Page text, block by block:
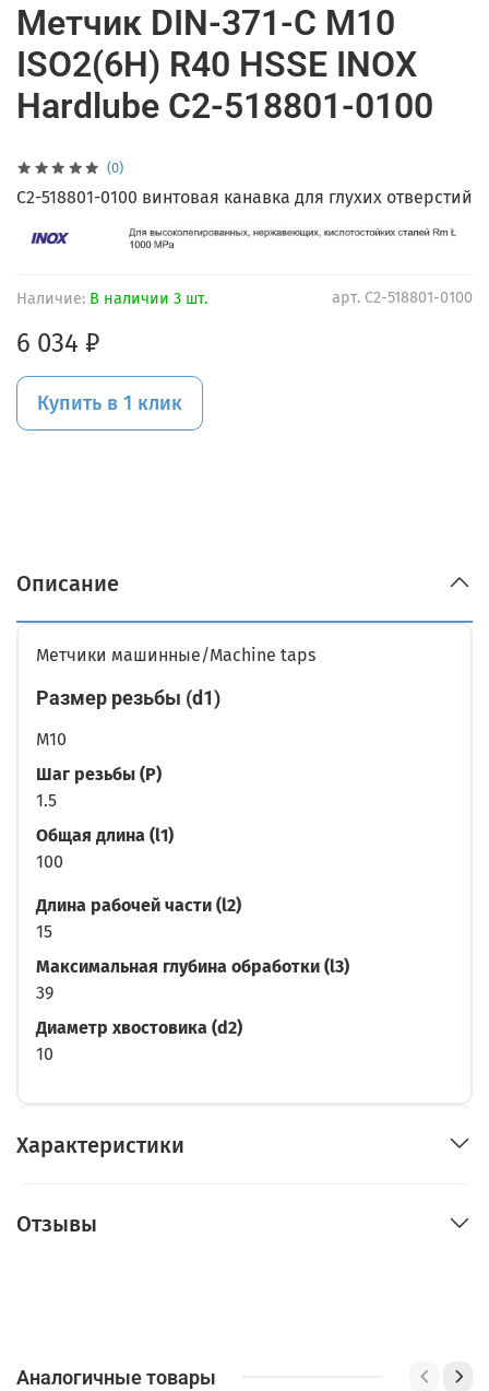
(0)
арт. C2-518801-0100
Наличие: В наличии 3 шт.
Метчик DIN-371-C M10
ISO2(6H) R40 HSSE INOX
Hardlube C2-518801-0100
6 034 ₽
Купить в 1 клик
C2-518801-0100 винтовая канавка для глухих отверстий
Описание
Метчики машинные/Machine taps
Размер резьбы (d1)
M10
Шаг резьбы (P)
1.5
Общая длина (l1)
100
Длина рабочей части (l2)
15
Максимальная глубина обработки (l3)
39
Диаметр хвостовика (d2)
10
Характеристики
Отзывы
Аналогичные товары